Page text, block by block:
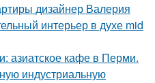
дизайнер Валерия
интерьер в духе mid
азиатское кафе в Перми.
индустриальную